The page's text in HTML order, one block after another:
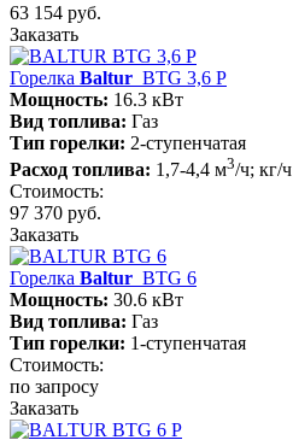
63 154 руб.
Заказать
Горелка Baltur BTG 3,6 P
Мощность: 16.3 кВт
Вид топлива: Газ
Тип горелки: 2-ступенчатая
Расход топлива: 1,7-4,4 м3/ч; кг/ч
Стоимость:
97 370 руб.
Заказать
Горелка Baltur BTG 6
Мощность: 30.6 кВт
Вид топлива: Газ
Тип горелки: 1-ступенчатая
Стоимость:
по запросу
Заказать